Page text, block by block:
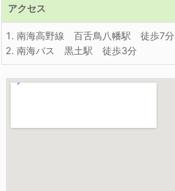
アクセス
南海高野線 百舌鳥八幡駅 徒歩7分
南海バス 黒土駅 徒歩3分